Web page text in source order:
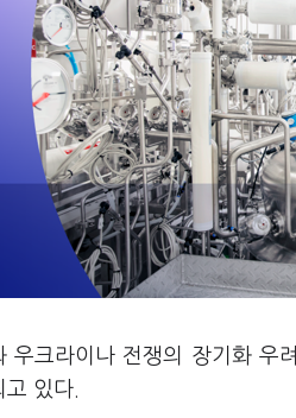
우크라이나 전쟁의 장기화 우
있다.